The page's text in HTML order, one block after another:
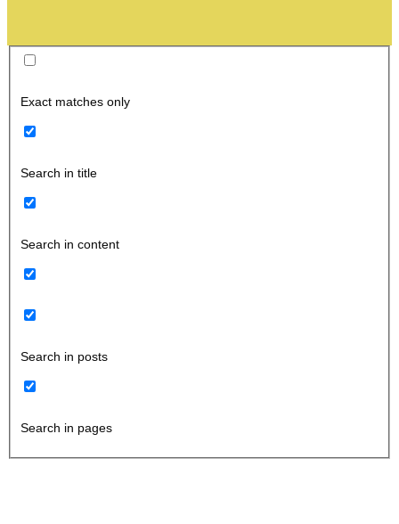
Exact matches only
Search in title
Search in content
Search in posts
Search in pages